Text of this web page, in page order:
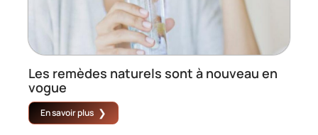
Les remèdes naturels sont à nouveau en
vogue
En savoir plus